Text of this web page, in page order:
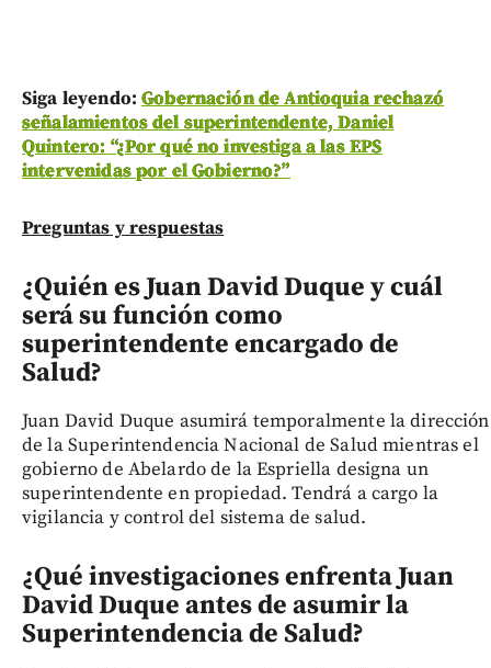
Siga leyendo:Gobernación de Antioquia rechazó
señalamientos del superintendente, Daniel
Quintero: “¿Por qué no investiga a las EPS
intervenidas por el Gobierno?”
Preguntas y respuestas
¿Quién es Juan David Duque y cuál
será su función como
superintendente encargado de
Salud?
Juan David Duque asumirá temporalmente la dirección
de la Superintendencia Nacional de Salud mientras el
gobierno de Abelardo de la Espriella designa un
superintendente en propiedad. Tendrá a cargo la
vigilancia y control del sistema de salud.
¿Qué investigaciones enfrenta Juan
David Duque antes de asumir la
Superintendencia de Salud?